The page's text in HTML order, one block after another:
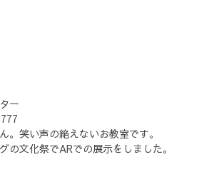
ー
。笑い声の絶えないお教室です。
の文化祭でARでの展示をしました。